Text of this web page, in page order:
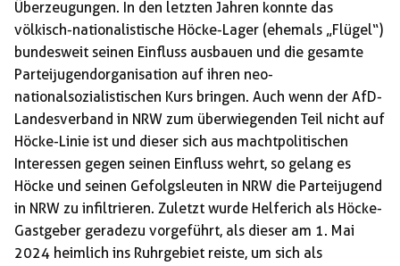
Überzeugungen. In den letzten Jahren konnte das
völkisch-nationalistische Höcke-Lager (ehemals „Flügel“)
bundesweit seinen Einfluss ausbauen und die gesamte
Parteijugendorganisation auf ihren neo-
nationalsozialistischen Kurs bringen. Auch wenn der AfD-
Landesverband in NRW zum überwiegenden Teil nicht auf
Höcke-Linie ist und dieser sich aus machtpolitischen
Interessen gegen seinen Einfluss wehrt, so gelang es
Höcke und seinen Gefolgsleuten in NRW die Parteijugend
in NRW zu infiltrieren. Zuletzt wurde Helferich als Höcke-
Gastgeber geradezu vorgeführt, als dieser am 1. Mai
2024 heimlich ins Ruhrgebiet reiste, um sich als